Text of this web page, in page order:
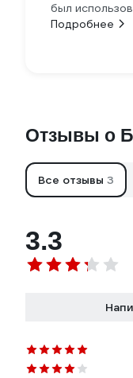
был
Подробнее
Отзывы о
Все отзывы 3
3.3